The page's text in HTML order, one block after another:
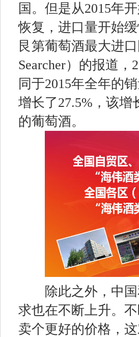
国。但是从2015年
恢复，进口量开始
艮第葡萄酒最大进
Searcher）的报道
同于2015年全年的
增长了27.5%，该增
的葡萄酒。
除此之外，中国
求也在不断上升。
卖个更好的价格，